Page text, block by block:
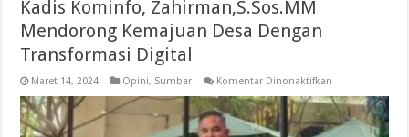
Kadis Kominfo, Zahirman,S.Sos.MM
Mendorong Kemajuan Desa Dengan
Transformasi Digital
Maret 14, 2024 Opini, Sumbar Komentar Dinonaktifkan
Kominfo,
Mendorong